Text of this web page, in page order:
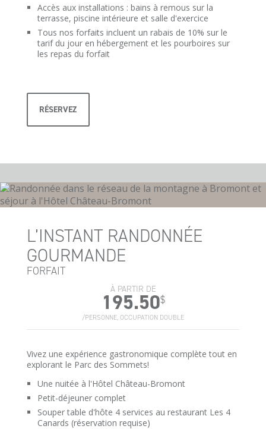
Accès aux installations : bains à remous sur la
terrasse, piscine intérieure et salle d'exercice
Tous nos forfaits incluent un rabais de 10% sur le
tarif du jour en hébergement et les pourboires sur
les repas du forfait
RÉSERVEZ
L’INSTANT RANDONNÉE
GOURMANDE
FORFAIT
À PARTIR DE
195.50$
/PERSONNE, OCCUPATION DOUBLE
Vivez une expérience gastronomique complète tout en
explorant le Parc des Sommets!
Une nuitée à l'Hôtel Château-Bromont
Petit-déjeuner complet
Souper table d'hôte 4 services au restaurant Les 4
Canards (réservation requise)